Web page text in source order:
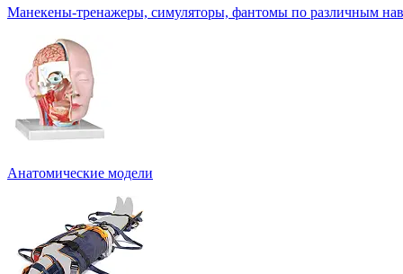
Манекены-тренажеры, симуляторы, фантомы по различным
Анатомические модели